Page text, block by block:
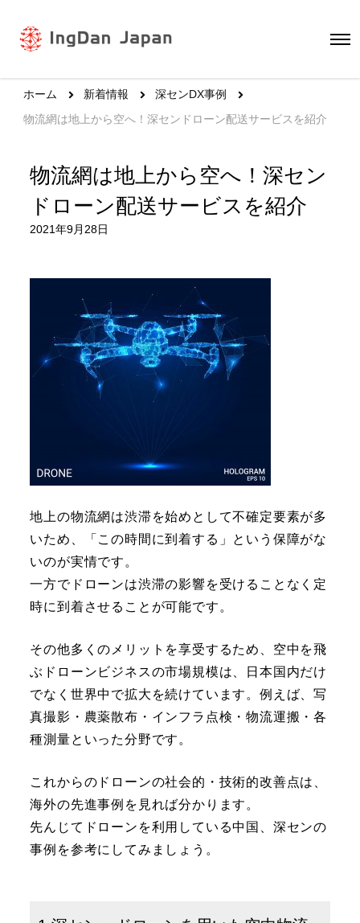
ホーム 新着情報
深センDX事例
物流網は地上から空へ！深センドローン配送サービスを紹介
物流網は地上から空へ！深セン
ドローン配送サービスを紹介
2021年9月28日
地上の物流網は渋滞を始めとして不確定要素が多
いため、「この時間に到着する」という保障がな
いのが実情です。
一方でドローンは渋滞の影響を受けることなく定
時に到着させることが可能です。
その他多くのメリットを享受するため、空中を飛
ぶドローンビジネスの市場規模は、日本国内だけ
でなく世界中で拡大を続けています。例えば、写
真撮影・農薬散布・インフラ点検・物流運搬・各
種測量といった分野です。
これからのドローンの社会的・技術的改善点は、
海外の先進事例を見れば分かります。
先んじてドローンを利用している中国、深センの
事例を参考にしてみましょう。